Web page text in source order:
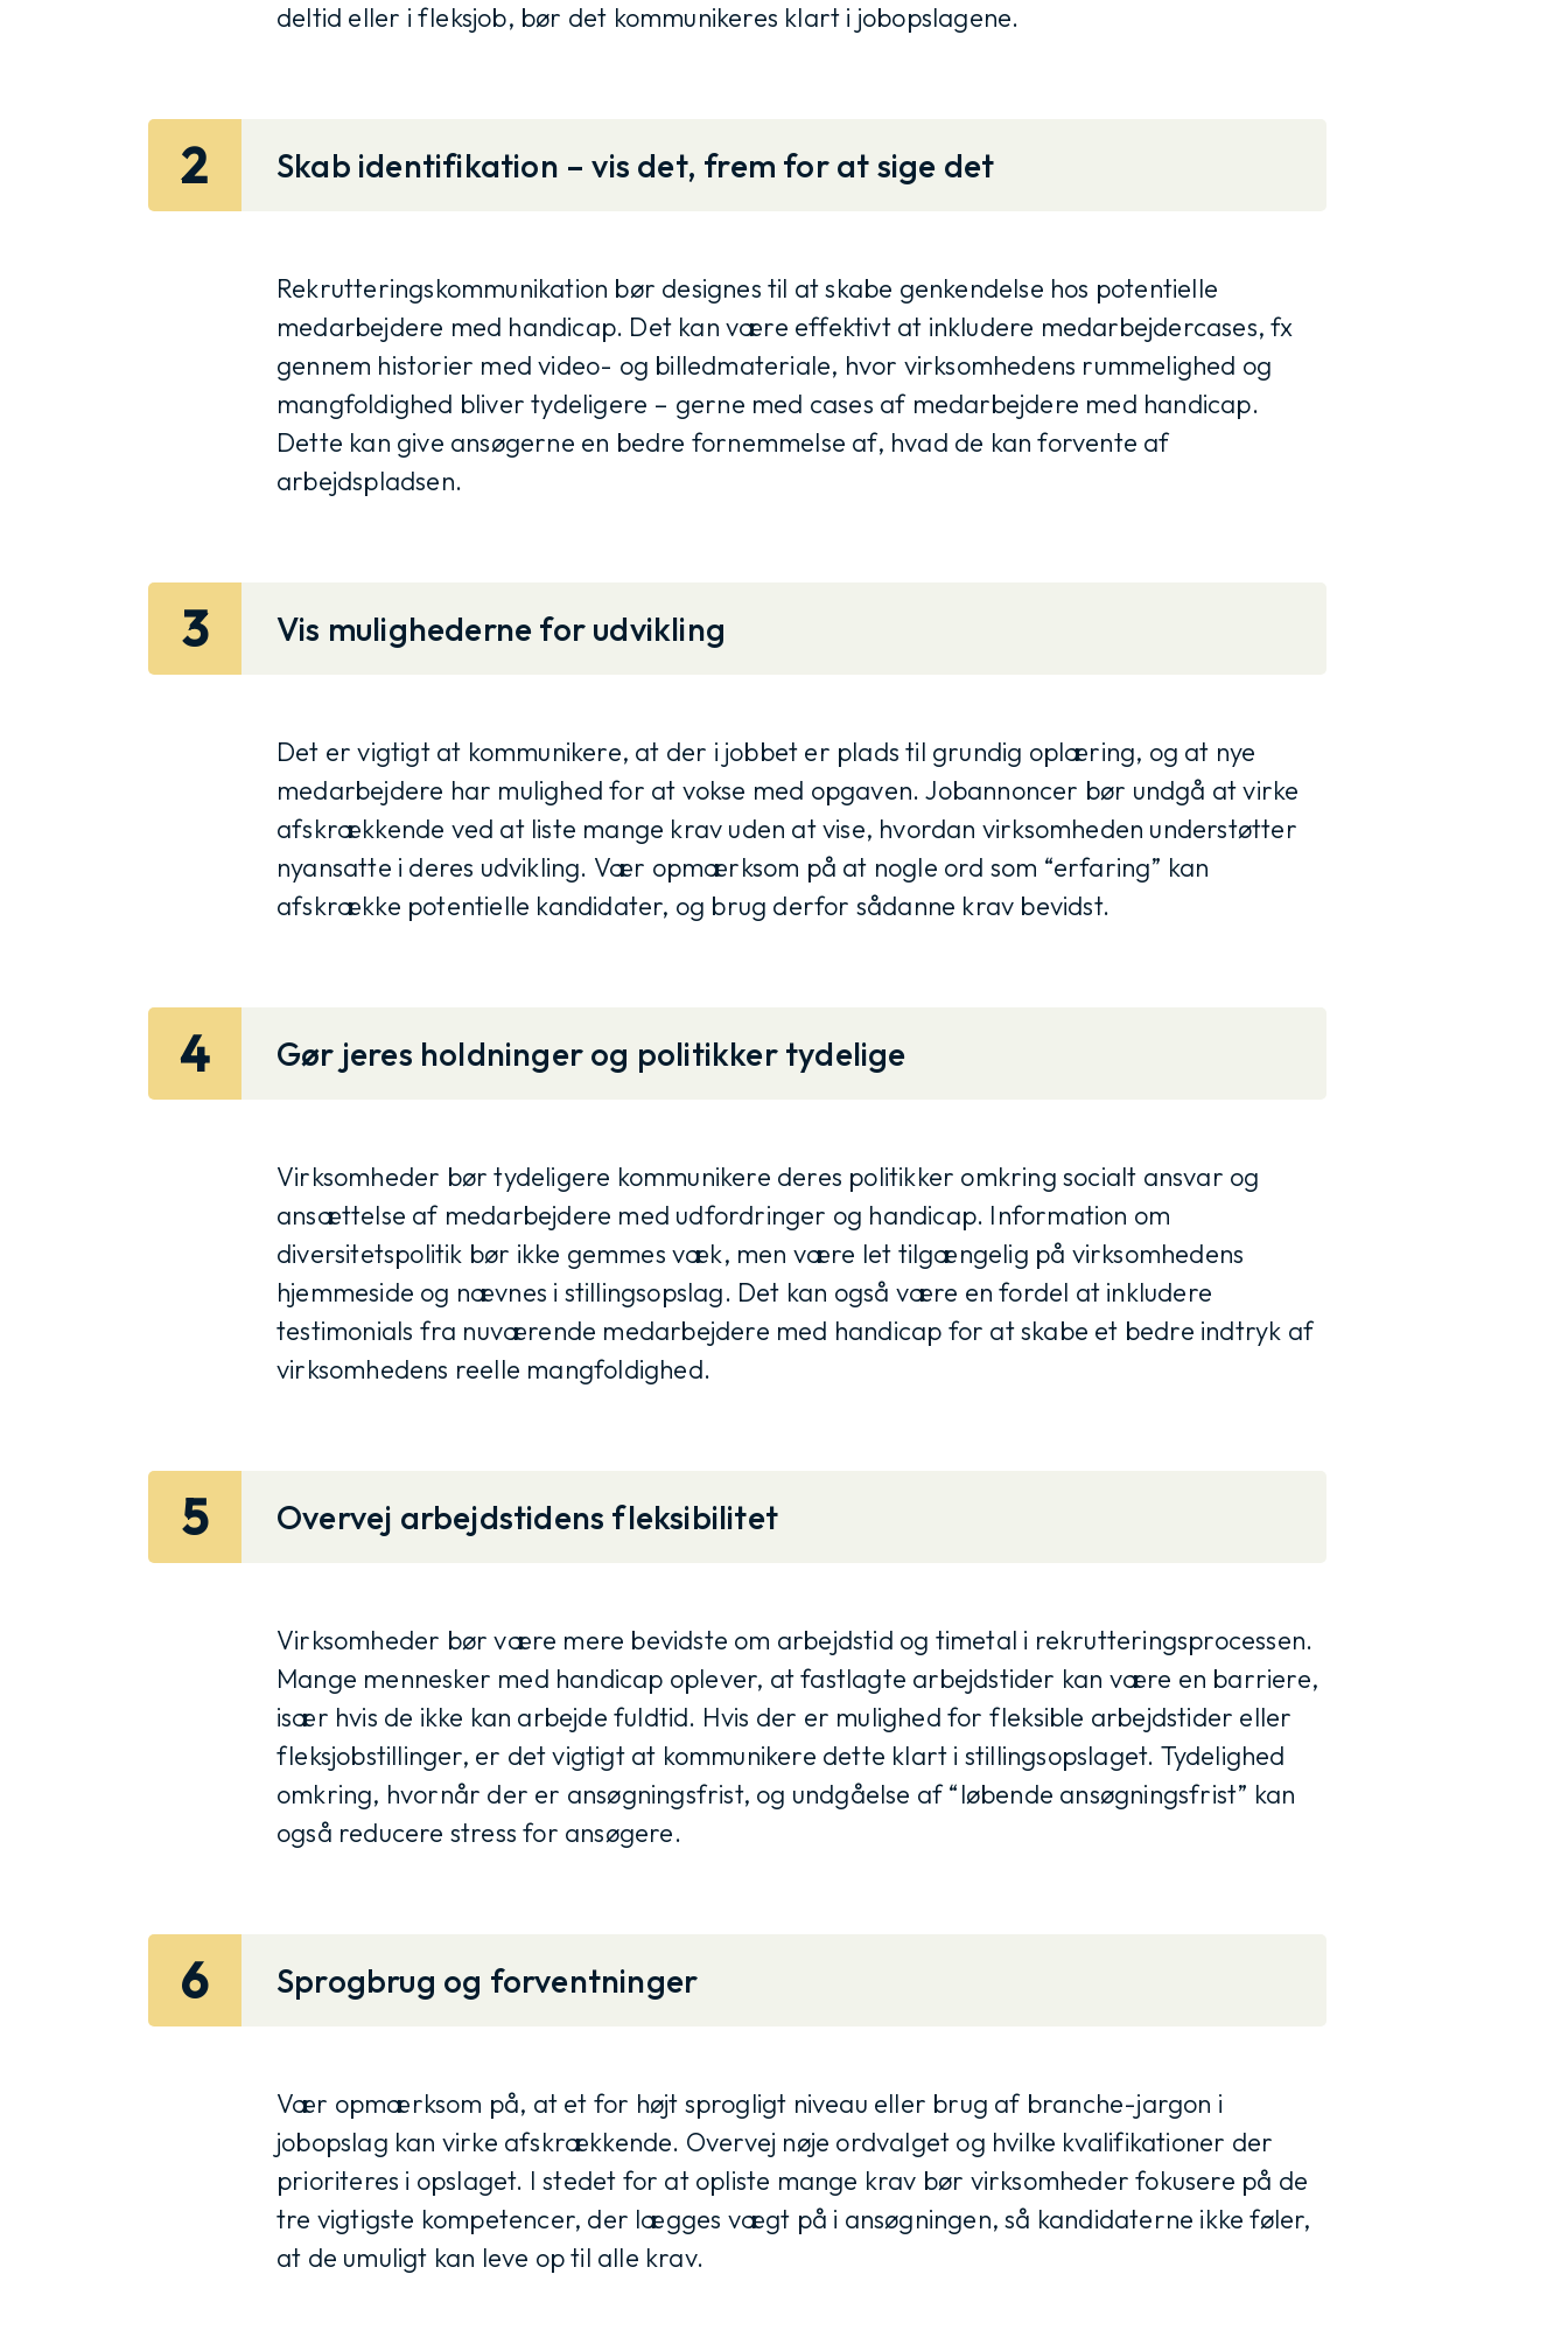
deltid eller i fleksjob, bør det kommunikeres klart i jobopslagene.
2 Skab identifikation – vis det, frem for at sige det
Rekrutteringskommunikation bør designes til at skabe genkendelse hos potentielle
medarbejdere med handicap. Det kan være effektivt at inkludere medarbejdercases, fx
gennem historier med video- og billedmateriale, hvor virksomhedens rummelighed og
mangfoldighed bliver tydeligere – gerne med cases af medarbejdere med handicap.
Dette kan give ansøgerne en bedre fornemmelse af, hvad de kan forvente af
arbejdspladsen.
3 Vis mulighederne for udvikling
Det er vigtigt at kommunikere, at der i jobbet er plads til grundig oplæring, og at nye
medarbejdere har mulighed for at vokse med opgaven. Jobannoncer bør undgå at virke
afskrækkende ved at liste mange krav uden at vise, hvordan virksomheden understøtter
nyansatte i deres udvikling. Vær opmærksom på at nogle ord som “erfaring” kan
afskrække potentielle kandidater, og brug derfor sådanne krav bevidst.
4 Gør jeres holdninger og politikker tydelige
Virksomheder bør tydeligere kommunikere deres politikker omkring socialt ansvar og
ansættelse af medarbejdere med udfordringer og handicap. Information om
diversitetspolitik bør ikke gemmes væk, men være let tilgængelig på virksomhedens
hjemmeside og nævnes i stillingsopslag. Det kan også være en fordel at inkludere
testimonials fra nuværende medarbejdere med handicap for at skabe et bedre indtryk af
virksomhedens reelle mangfoldighed.
5 Overvej arbejdstidens fleksibilitet
Virksomheder bør være mere bevidste om arbejdstid og timetal i rekrutteringsprocessen.
Mange mennesker med handicap oplever, at fastlagte arbejdstider kan være en barriere,
især hvis de ikke kan arbejde fuldtid. Hvis der er mulighed for fleksible arbejdstider eller
fleksjobstillinger, er det vigtigt at kommunikere dette klart i stillingsopslaget. Tydelighed
omkring, hvornår der er ansøgningsfrist, og undgåelse af “løbende ansøgningsfrist” kan
også reducere stress for ansøgere.
6 Sprogbrug og forventninger
Vær opmærksom på, at et for højt sprogligt niveau eller brug af branche-jargon i
jobopslag kan virke afskrækkende. Overvej nøje ordvalget og hvilke kvalifikationer der
prioriteres i opslaget. I stedet for at opliste mange krav bør virksomheder fokusere på de
tre vigtigste kompetencer, der lægges vægt på i ansøgningen, så kandidaterne ikke føler,
at de umuligt kan leve op til alle krav.